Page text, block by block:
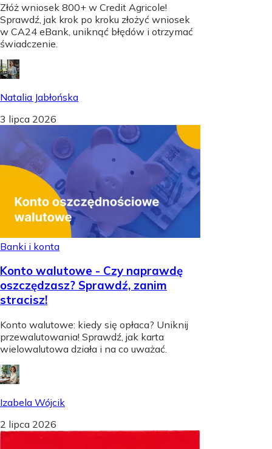
Złóż wniosek 800+ w Credit Agricole!
Sprawdź, jak krok po kroku złożyć wniosek
w CA24 eBank, uniknąć błędów i otrzymać
świadczenie.
Natalia Jabłońska
3 lipca 2026
Banki i konta
Konto walutowe - Czy naprawdę
oszczędzasz? Sprawdź, zanim
stracisz!
Konto walutowe: kiedy się opłaca? Uniknij
przewalutowania! Sprawdź, jak karta
wielowalutowa działa i na co uważać.
Izabela Wójcik
2 lipca 2026